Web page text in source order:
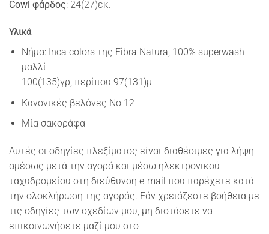
Cowl φάρδος: 24(27)εκ.
Υλικά
Νήμα: Inca colors της Fibra Natura, 100% superwash
μαλλί
100(135)γρ, περίπου 97(131)μ
Κανονικές βελόνες Νο 12
Μία σακοράφα
Αυτές οι οδηγίες πλεξίματος είναι διαθέσιμες για λήψη
αμέσως μετά την αγορά και μέσω ηλεκτρονικού
ταχυδρομείου στη διεύθυνση e-mail που παρέχετε κατά
την ολοκλήρωση της αγοράς. Εάν χρειάζεστε βοήθεια με
τις οδηγίες των σχεδίων μου, μη διστάσετε να
επικοινωνήσετε μαζί μου στο